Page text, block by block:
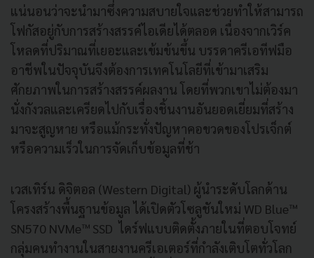
แน่นอนว่าจะนำมาซึ่งความสบายใจและช่วยทำให้สามารถ
โฟกัสอยู่กับการสร้างสรรค์ไอเดียได้ตลอด เนื่องจากเวิร์ค
โหลดที่ปริมาณที่เยอะและเข้มข้นขึ้น บรรดาครีเอทีฟมือ
อาชีพในปัจจุบันจึงต้องการเทคโนโลยีที่เข้ามาเสริม
ศักยภาพในการสร้างสรรค์ผลงาน โดยที่พวกเขาไม่ต้องมา
นั่งกังวลและเครียดไปกับเรื่องชิ้นงานอันยอดเยี่ยมที่สร้าง
มาจะสูญหาย หรือแม้กระทั่งปัญหาคอขวดของโปรเจ็กต์
หรือความเร็วในการจัดเก็บข้อมูลที่ช้า
เวสเทิร์น ดิจิตอล (Western Digital) ผู้นำระดับโลกด้าน
โครงสร้างพื้นฐานข้อมูล ได้เปิดตัวโซลูชันใหม่ WD Blue™
SN570 NVMe™ SSD ไดร์ฟแบบติดตั้งภายในที่ตอบโจทย์
กลุ่มคนทำงานในสายงานครีเอเตอร์ที่กำลังเติบโตทั่วโลก